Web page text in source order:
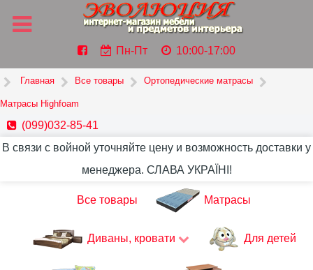
Пн-Пт 10:00-17:00
Главная Все товары Ортопедические матрасы
Матрасы Highfoam
(099)032-85-41
В связи с войной уточняйте цену и возможность доставки у
менеджера. СЛАВА УКРАЇНІ!
Все товары Матрасы
Диваны, кровати Для детей